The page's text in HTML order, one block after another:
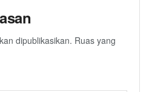
dipublikasikan. Ruas yang